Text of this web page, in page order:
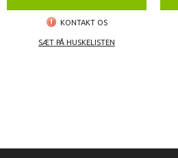
KONTAKT OS
SÆT PÅ HUSKELISTEN